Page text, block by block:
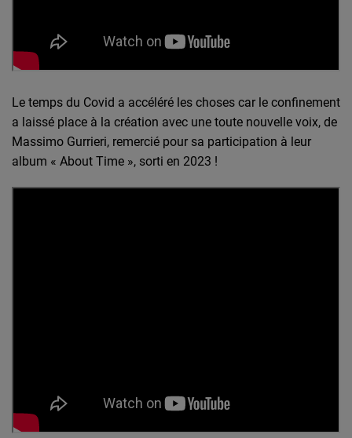
Le temps du Covid a accéléré les choses car le confinement
a laissé place à la création avec une toute nouvelle voix, de
Massimo Gurrieri, remercié pour sa participation à leur
album « About Time », sorti en 2023 !